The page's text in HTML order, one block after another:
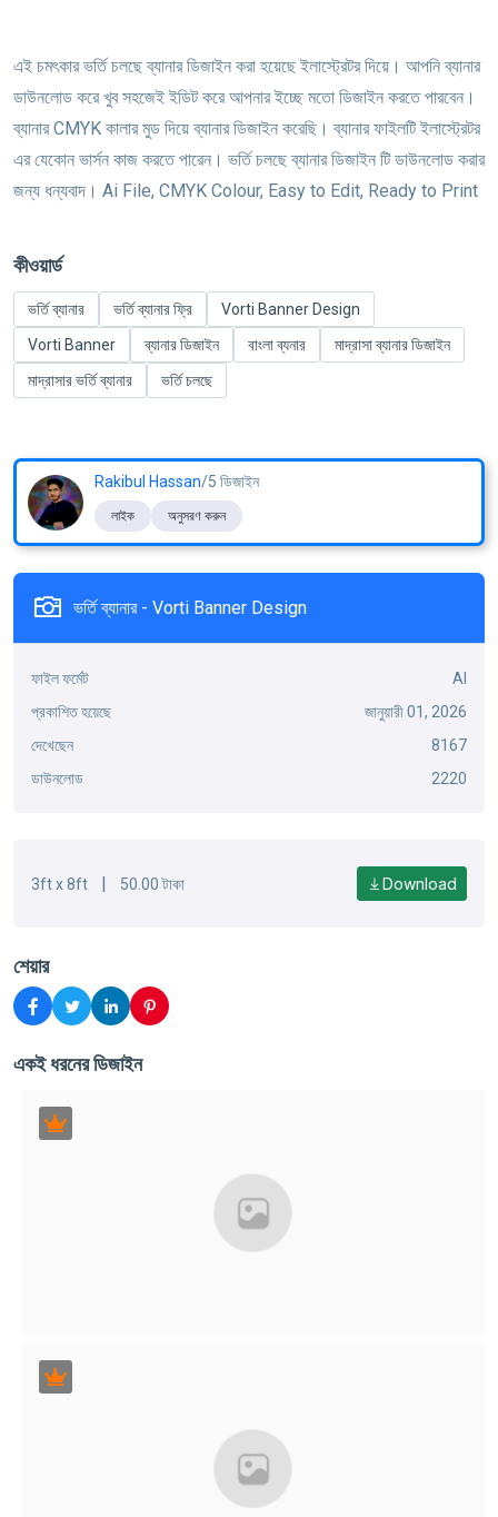
এই চমৎকার ভর্তি চলছে ব্যানার ডিজাইন করা হয়েছে ইলাস্ট্রেটর দিয়ে। আপনি ব্যানার
ডাউনলোড করে খুব সহজেই ইডিট করে আপনার ইচ্ছে মতো ডিজাইন করতে পারবেন।
ব্যানার CMYK কালার মুড দিয়ে ব্যানার ডিজাইন করেছি। ব্যানার ফাইলটি ইলাস্ট্রেটর
এর যেকোন ভার্সন কাজ করতে পারেন। ভর্তি চলছে ব্যানার ডিজাইন টি ডাউনলোড করার
জন্য ধন্যবাদ। Ai File, CMYK Colour, Easy to Edit, Ready to Print
কীওয়ার্ড
ভর্তি ব্যানার ভর্তি ব্যানার ফ্রি
Vorti Banner Design
Vorti Banner
ব্যানার ডিজাইন বাংলা ব্যনার
মাদ্রাসা ব্যানার ডিজাইন
মাদ্রাসার ভর্তি ব্যানার
ভর্তি চলছে
Rakibul Hassan/5 ডিজাইন
লাইক অনুসরণ করুন
ভর্তি ব্যানার - Vorti Banner Design
ফাইল ফর্মেট
AI
প্রকাশিত হয়েছে
জানুয়ারী 01, 2026
দেখেছেন
8167
ডাউনলোড
2220
3ft x 8ft | 50.00 টাকা Download
শেয়ার
একই ধরনের ডিজাইন